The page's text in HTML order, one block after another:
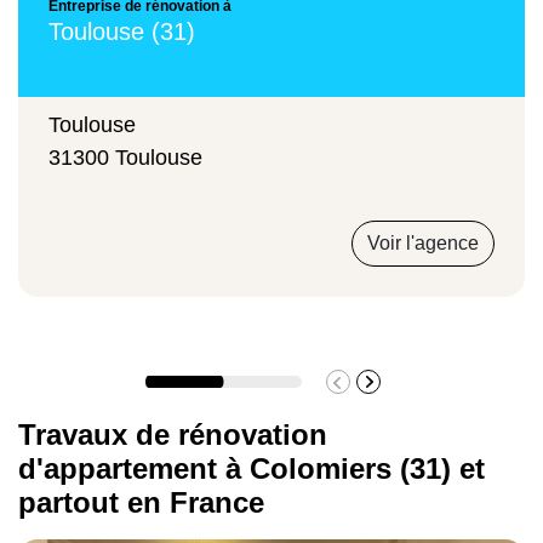
Entreprise de rénovation à
Toulouse (31)
Toulouse
31300 Toulouse
Voir l'agence
Travaux de rénovation
d'appartement à Colomiers (31) et
partout en France